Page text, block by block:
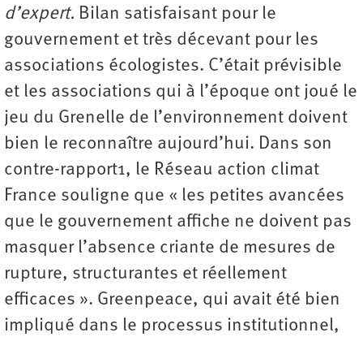
d’expert. Bilan satisfaisant pour le
gouvernement et très décevant pour les
associations écologistes. C’était prévisible
et les associations qui à l’époque ont joué le
jeu du Grenelle de l’environnement doivent
bien le reconnaître aujourd’hui. Dans son
contre-rapport1, le Réseau action climat
France souligne que « les petites avancées
que le gouvernement affiche ne doivent pas
masquer l’absence criante de mesures de
rupture, structurantes et réellement
efficaces ». Greenpeace, qui avait été bien
impliqué dans le processus institutionnel,